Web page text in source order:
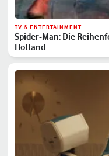
TV & ENTERTAINMENT
Spider-Man: Die
Holland